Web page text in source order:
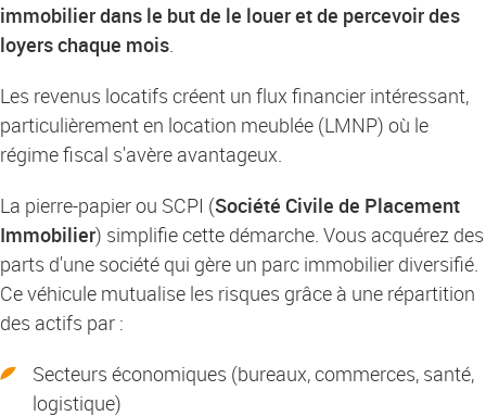
immobilier dans le but de le louer et de percevoir des
loyers chaque mois.
Les revenus locatifs créent un flux financier intéressant,
particulièrement en location meublée (LMNP) où le
régime fiscal s'avère avantageux.
La pierre-papier ou SCPI (Société Civile de Placement
Immobilier) simplifie cette démarche. Vous acquérez des
parts d'une société qui gère un parc immobilier diversifié.
Ce véhicule mutualise les risques grâce à une répartition
des actifs par :
Secteurs économiques (bureaux, commerces, santé,
logistique)